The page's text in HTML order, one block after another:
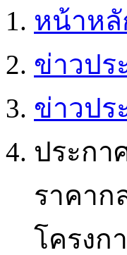
หน้าหลั
ข่าวปร
ข่าวปร
ประกา
ราคาก
โครงก